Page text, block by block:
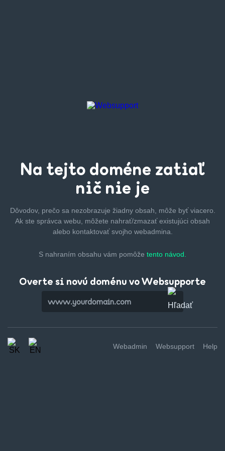
Na tejto doméne zatiaľ
nič nie je
Dôvodov, prečo sa nezobrazuje žiadny obsah, môže byťviacero.
Ak ste správca webu, môžete nahrať/zmazaťexistujúci obsah
alebo kontaktovať svojho webadmina.
S nahraním obsahu vám pomôže tento návod.
Overte si novú doménu vo Websupporte
Webadmin Websupport Help